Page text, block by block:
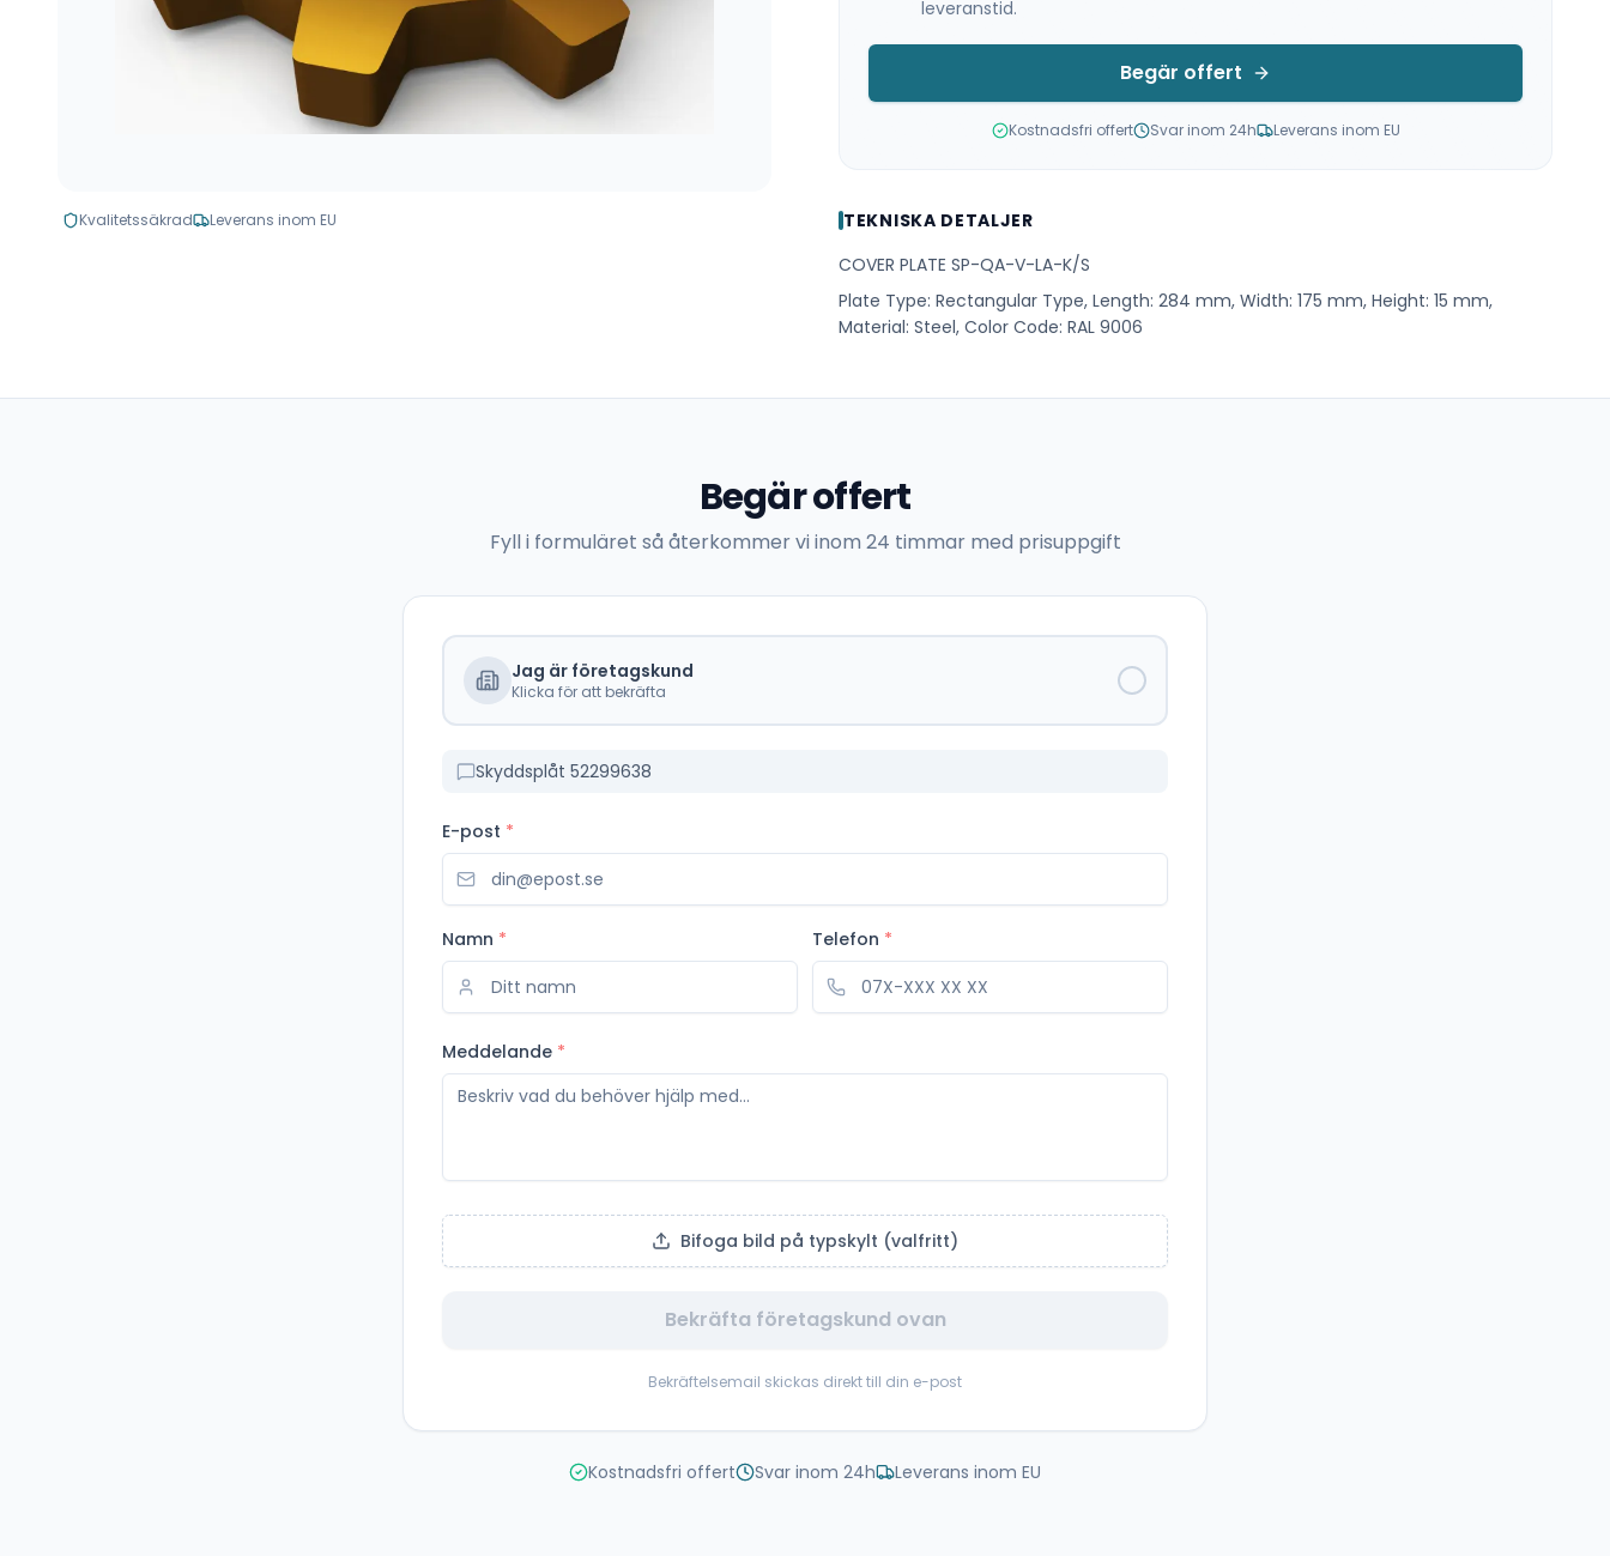
Kvalitetssäkrad Leverans inom EU
leveranstid.
Begär offert
Kostnadsfri offert Svar inom 24h Leverans inom EU
TEKNISKA DETALJER
COVER PLATE SP-QA-V-LA-K/S
Plate Type: Rectangular Type, Length: 284 mm, Width: 175 mm, Height: 15 mm,
Material: Steel, Color Code: RAL 9006
Begär offert
Fyll i formuläret så återkommer vi inom 24 timmar med prisuppgift
Jag är företagskund
Klicka för att bekräfta
Skyddsplåt 52299638
E-post *
Namn * Telefon *
Meddelande *
Bifoga bild på typskylt (valfritt)
Bekräfta företagskund ovan
Bekräftelsemail skickas direkt till din e-post
Kostnadsfri offert Svar inom 24h Leverans inom EU